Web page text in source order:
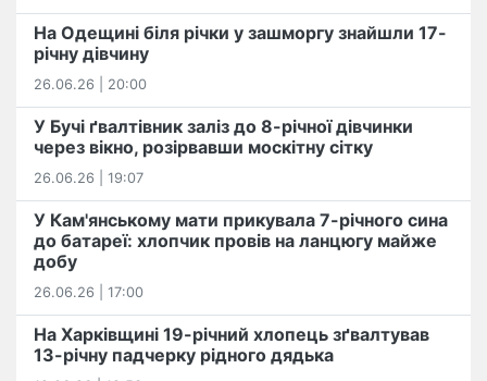
На Одещині біля річки у зашморгу знайшли 17-
річну дівчину
26.06.26 | 20:00
У Бучі ґвалтівник заліз до 8-річної дівчинки
через вікно, розірвавши москітну сітку
26.06.26 | 19:07
У Кам'янському мати прикувала 7-річного сина
до батареї: хлопчик провів на ланцюгу майже
добу
26.06.26 | 17:00
На Харківщині 19-річний хлопець​ ️зґвалтував
13-річну падчерку рідного дядька